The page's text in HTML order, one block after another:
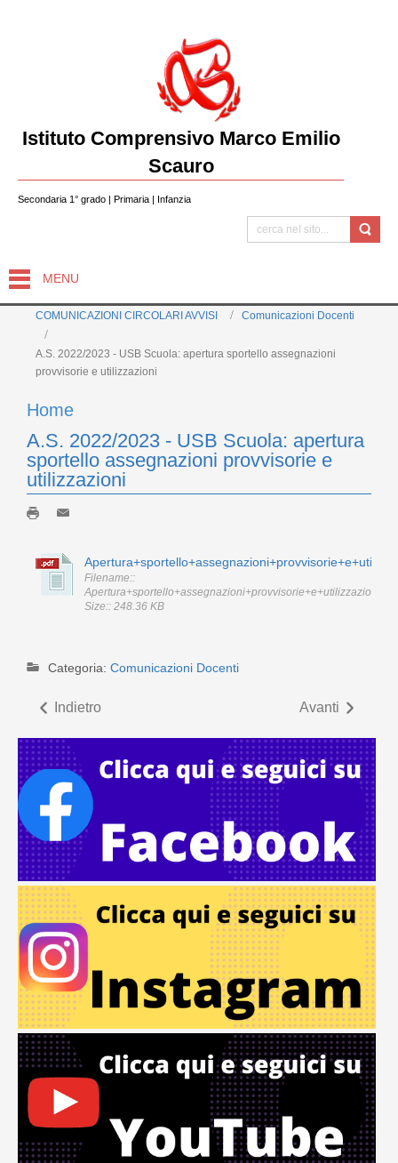
Istituto Comprensivo Marco Emilio
Scauro
Secondaria 1° grado | Primaria | Infanzia
MENU
COMUNICAZIONI CIRCOLARI AVVISI Comunicazioni Docenti
A.S. 2022/2023 - USB Scuola: apertura sportello assegnazioni
provvisorie e utilizzazioni
Home
A.S. 2022/2023 - USB Scuola: apertura
sportello assegnazioni provvisorie e
utilizzazioni
Filename::
Apertura+sportello+assegnazioni+provvisorie+e+utilizzazioni.pdf
Size:: 248.36 KB
Categoria: Comunicazioni Docenti
Indietro Avanti